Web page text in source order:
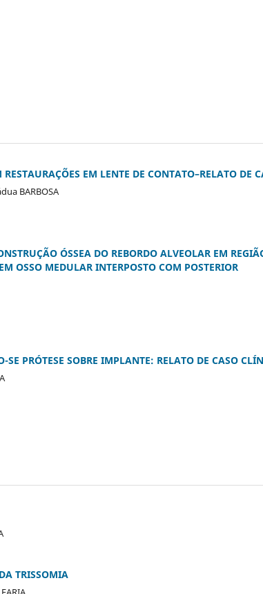
EM LENTE DE CONTATO–RELATO DE
BARBOSA
ÓSSEA DO REBORDO ALVEOLAR EM
OSSO MEDULAR INTERPOSTO COM POSTERIOR
PRÓTESE SOBRE IMPLANTE: RELATO DE CASO
TRISSOMIA